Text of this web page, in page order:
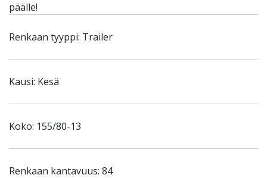
päälle!
Renkaan tyyppi: Trailer
Kausi: Kesä
Koko: 155/80-13
Renkaan kantavuus: 84